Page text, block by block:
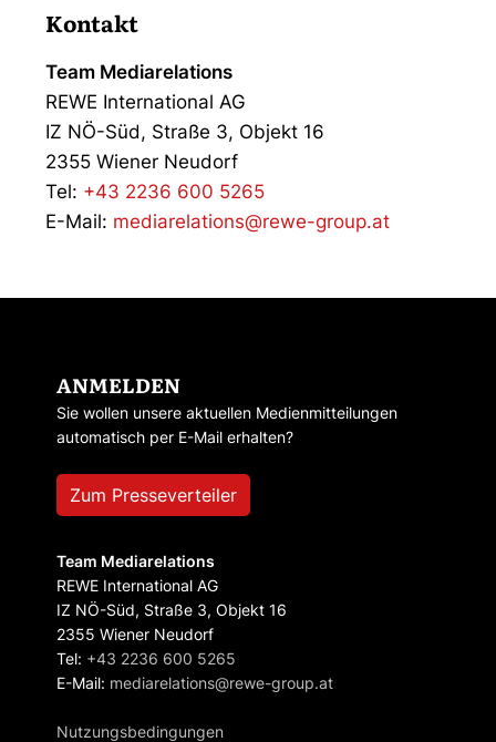
Kontakt
Team Mediarelations
REWE International AG
IZ NÖ-Süd, Straße 3, Objekt 16
2355 Wiener Neudorf
Tel: +43 2236 600 5265
E-Mail: mediarelations@rewe-group.at
ANMELDEN
Sie wollen unsere aktuellen Medienmitteilungen
automatisch per E-Mail erhalten?
Zum Presseverteiler
Team Mediarelations
REWE International AG
IZ NÖ-Süd, Straße 3, Objekt 16
2355 Wiener Neudorf
Tel: +43 2236 600 5265
E-Mail: mediarelations@rewe-group.at
Nutzungsbedingungen